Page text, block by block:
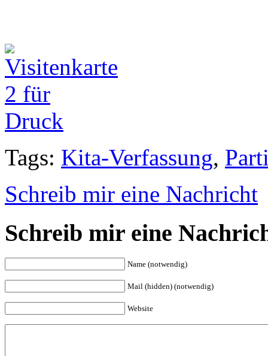
Tags: Kita-Verfassung,
Schreib mir eine Nachricht
Schreib mir eine
Name (notwendig)
Mail (hidden) (notwendig)
Website